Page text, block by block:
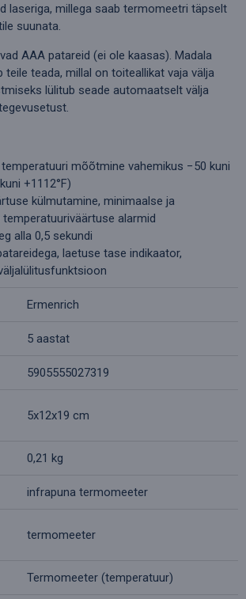
laseriga, millega saab termomeetri täpselt
suunata.
AAA patareid (ei ole kaasas). Madala
teile teada, millal on toiteallikat vaja välja
lülitub seade automaatselt välja
mõõtmine vahemikus −50 kuni
+1112°F)
külmutamine, minimaalse ja
alarmid
alla 0,5 sekundi
laetuse tase indikaator,
Ermenrich
5 aastat
5905555027319
5x12x19 cm
0,21 kg
infrapuna termomeeter
termomeeter
Termomeeter (temperatuur)